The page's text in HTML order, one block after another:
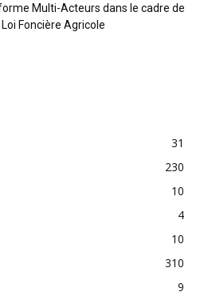
Multi-Acteurs dans le cadre de
Foncière Agricole
31
230
10
4
10
310
9